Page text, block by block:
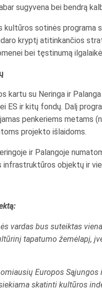
sugyvena bei bendrą
kultūros sotinės programa
kryptį atitinkančios
bei tęstinumą
kartu su Neringa ir
ES ir kitų fondų. Dalį
penkeriems metams
projekto išlaidoms.
ir Palangoje
objektų ir
vardas bus suteiktas
tapatumo žemėlapį,
Europos
skatinti kultūros